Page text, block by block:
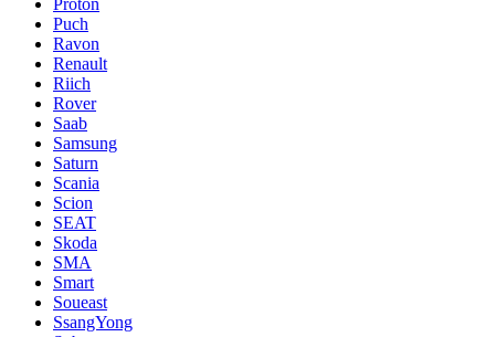
Proton
Puch
Ravon
Renault
Riich
Rover
Saab
Samsung
Saturn
Scania
Scion
SEAT
Skoda
SMA
Smart
Soueast
SsangYong